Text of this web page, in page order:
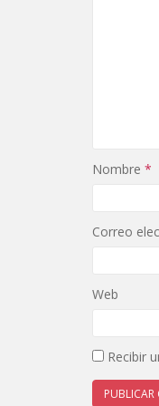
Nombre *
Correo
Web
Recibir